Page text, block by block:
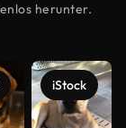
herunter.
iStock